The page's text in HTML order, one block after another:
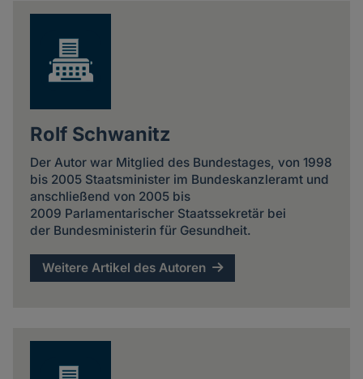
Rolf Schwanitz
Der Autor war Mitglied des Bundestages, von 1998
bis 2005 Staatsminister im Bundeskanzleramt und
anschließend von 2005 bis
2009 Parlamentarischer Staatssekretär bei
der Bundesministerin für Gesundheit.
Weitere Artikel des Autoren